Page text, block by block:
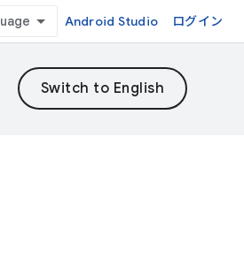
Android Studio ログイン